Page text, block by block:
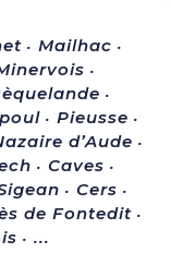
Mailhac
Pieusse
d’Aude
Caves
Cers
de Fontedit
...